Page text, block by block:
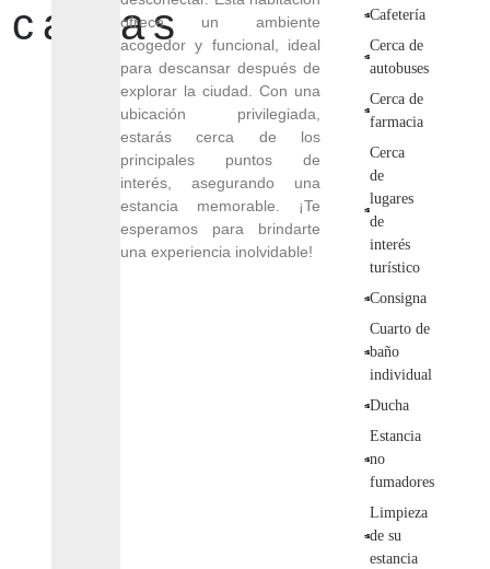
camasofrece un ambiente
acogedor y funcional, ideal
para descansar después de
explorar la ciudad. Con una
ubicación privilegiada,
estarás cerca de los
principales puntos de
interés, asegurando una
estancia memorable. ¡Te
esperamos para brindarte
una experiencia inolvidable!
Cafetería
Cerca de
autobuses
Cerca de
farmacia
Cerca
de
lugares
de
interés
turístico
Consigna
Cuarto de
baño
individual
Ducha
Estancia
no
fumadores
Limpieza
de su
estancia